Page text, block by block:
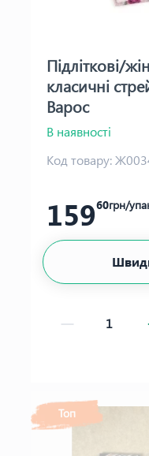
Підліткові/
класичні
Варос
В наявності
Код товару:
15960грн/
Топ